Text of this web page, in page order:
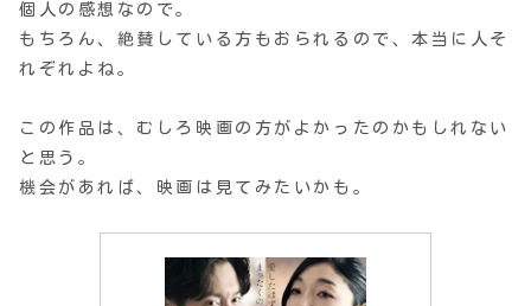
個人の感想なので。
もちろん、絶賛している方もおられるので、本当に人そ
れぞれよね。
この作品は、むしろ映画の方がよかったのかもしれない
と思う。
機会があれば、映画は見てみたいかも。